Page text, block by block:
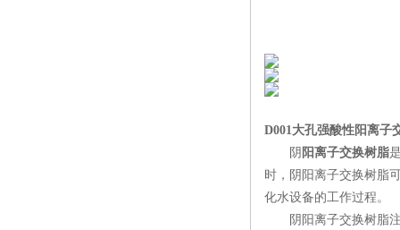
D001大孔强酸性阳离子
阴 阳离子交换树脂
时，阴阳离子交换树脂
化水设备的工作过程。
阴阳离子交换树脂注